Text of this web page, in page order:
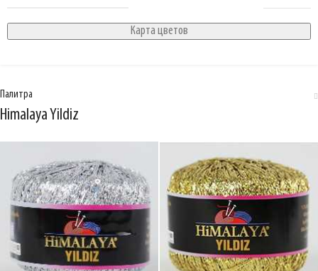
Карта цветов
Палитра
Himalaya Yildiz